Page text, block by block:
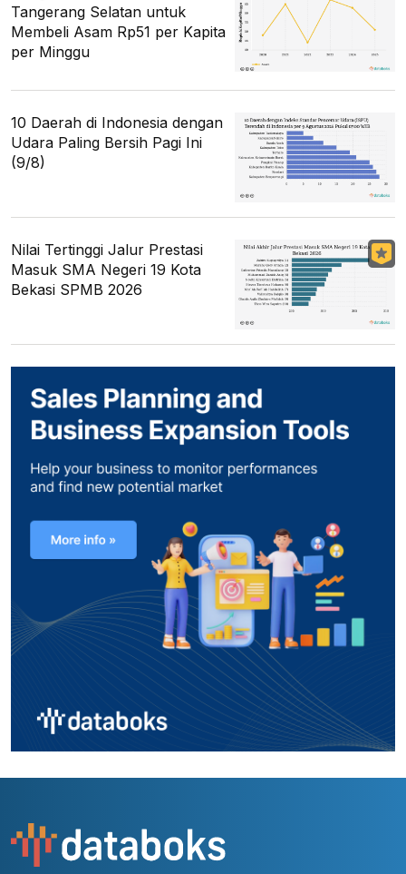
Tangerang Selatan untuk
Membeli Asam Rp51 per Kapita
per Minggu
10 Daerah di Indonesia dengan
Udara Paling Bersih Pagi Ini
(9/8)
Nilai Tertinggi Jalur Prestasi
Masuk SMA Negeri 19 Kota
Bekasi SPMB 2026